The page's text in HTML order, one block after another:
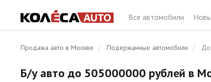
Все автомобили
Продажа авто в Москве Подержанные автомобили До
Б/у авто до 505000000 рублей в